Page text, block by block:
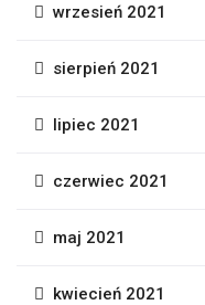
wrzesień 2021
sierpień 2021
lipiec 2021
czerwiec 2021
maj 2021
kwiecień 2021